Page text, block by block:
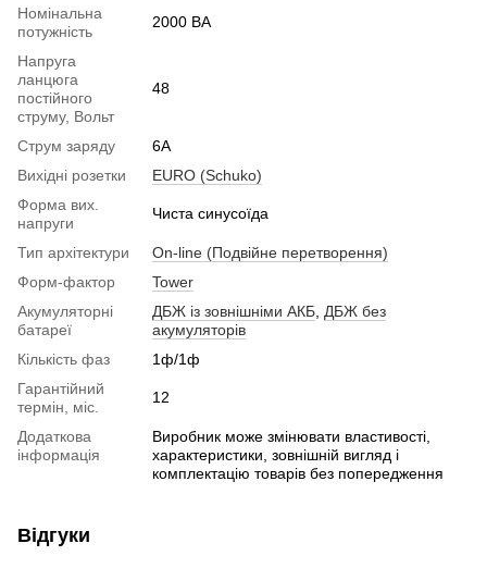
Номінальна
потужність
2000 ВА
Напруга
ланцюга
постійного
струму, Вольт
48
Струм заряду
6А
Вихідні розетки
EURO (Schuko)
Форма вих.
напруги
Чиста синусоїда
Тип архітектури
On-line (Подвійне перетворення)
Форм-фактор
Tower
Акумуляторні
батареї
ДБЖ із зовнішніми АКБ ДБЖ без
акумуляторів
Кількість фаз
1ф/1ф
Гарантійний
термін, міс.
12
Додаткова
інформація
Виробник може змінювати властивості,
характеристики, зовнішній вигляд і
комплектацію товарів без попередження
Відгуки